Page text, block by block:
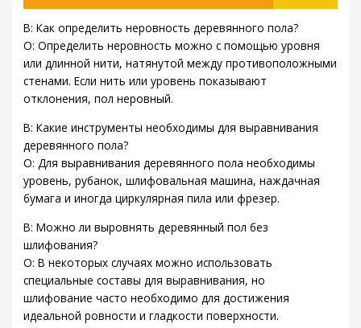
В: Как определить неровность деревянного пола?
О: Определить неровность можно с помощью уровня
или длинной нити, натянутой между противоположными
стенами. Если нить или уровень показывают
отклонения, пол неровный.
В: Какие инструменты необходимы для выравнивания
деревянного пола?
О: Для выравнивания деревянного пола необходимы
уровень, рубанок, шлифовальная машина, наждачная
бумага и иногда циркулярная пила или фрезер.
В: Можно ли выровнять деревянный пол без
шлифования?
О: В некоторых случаях можно использовать
специальные составы для выравнивания, но
шлифование часто необходимо для достижения
идеальной ровности и гладкости поверхности.